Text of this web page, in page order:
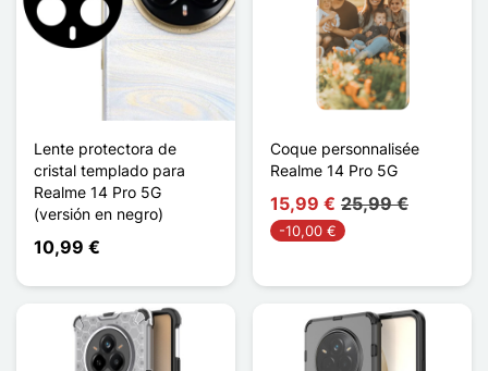
Lente protectora de
cristal templado para
Realme 14 Pro 5G
(versión en negro)
10,99 €
Coque personnalisée
Realme 14 Pro 5G
15,99 € 25,99 €
-10,00 €